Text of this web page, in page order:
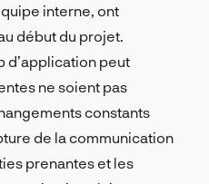
interne, ont
début du projet.
d’application peut
ne soient pas
constants
de la communication
prenantes et les